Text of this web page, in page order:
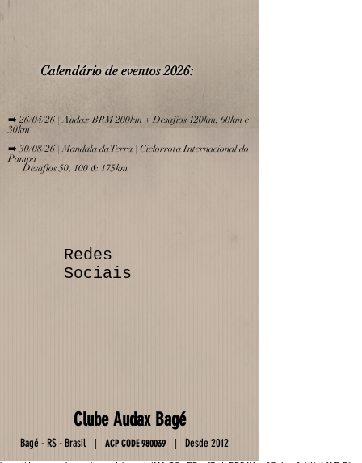
Calendário de eventos 2026:
➡️ 26/04/26 | Audax BRM 200km + Desafios 120km, 60km e
30km
➡️ 30/08/26 | Mandala da Terra | Ciclorrota Internacional do
Pampa
Desafios 50, 100 & 175km
Redes
Sociais
ClubeAudax Bagé
Bagé - RS - Brasil|ACP CODE980039 Desde 2012